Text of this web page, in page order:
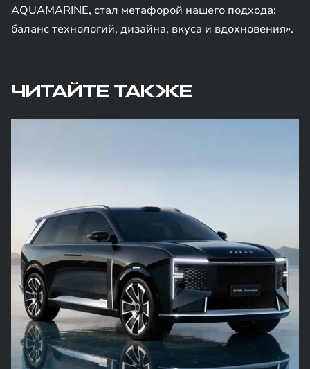
AQUAMARINE, стал метафорой нашего подхода:
баланс технологий, дизайна, вкуса и вдохновения».
ЧИТАЙТЕ ТАКЖЕ